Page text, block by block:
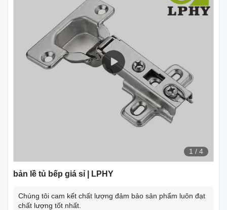
1 / 4
bản lề tủ bếp giá sỉ | LPHY
Chúng tôi cam kết chất lượng đảm bảo sản phẩm luôn đạt
chất lượng tốt nhất.